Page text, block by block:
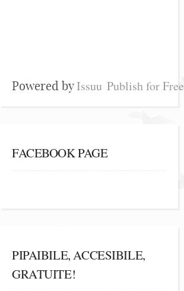
Powered byIssuu Publish for Free
FACEBOOK PAGE
PIPAIBILE, ACCESIBILE,
GRATUITE!